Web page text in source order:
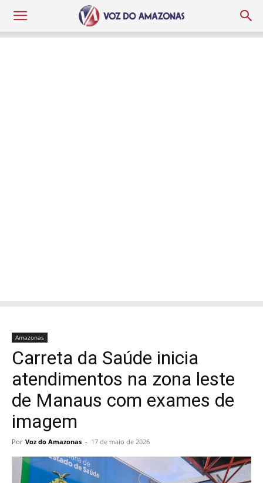
Amazonas
Carreta da Saúde inicia
atendimentos na zona leste
de Manaus com exames de
imagem
Por Voz do Amazonas - 17 de maio de 2026